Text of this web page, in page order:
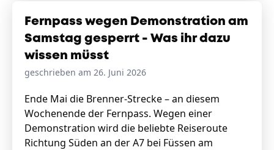
Fernpass wegen Demonstration am
Samstag gesperrt - Was ihr dazu
wissen müsst
geschrieben am 26. Juni 2026
Ende Mai die Brenner-Strecke – an diesem
Wochenende der Fernpass. Wegen einer
Demonstration wird die beliebte Reiseroute
Richtung Süden an der A7 bei Füssen am